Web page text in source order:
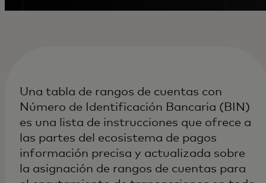
Una tabla de rangos de cuentas con
Número de Identificación Bancaria (BIN)
es una lista de instrucciones que ofrece a
las partes del ecosistema de pagos
información precisa y actualizada sobre
la asignación de rangos de cuentas para